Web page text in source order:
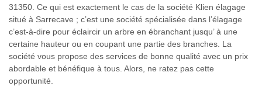
31350. Ce qui est exactement le cas de la société Klien élagage
situé à Sarrecave ; c’est une société spécialisée dans l’élagage
c’est-à-dire pour éclaircir un arbre en ébranchant jusqu’ à une
certaine hauteur ou en coupant une partie des branches. La
société vous propose des services de bonne qualité avec un prix
abordable et bénéfique à tous. Alors, ne ratez pas cette
opportunité.